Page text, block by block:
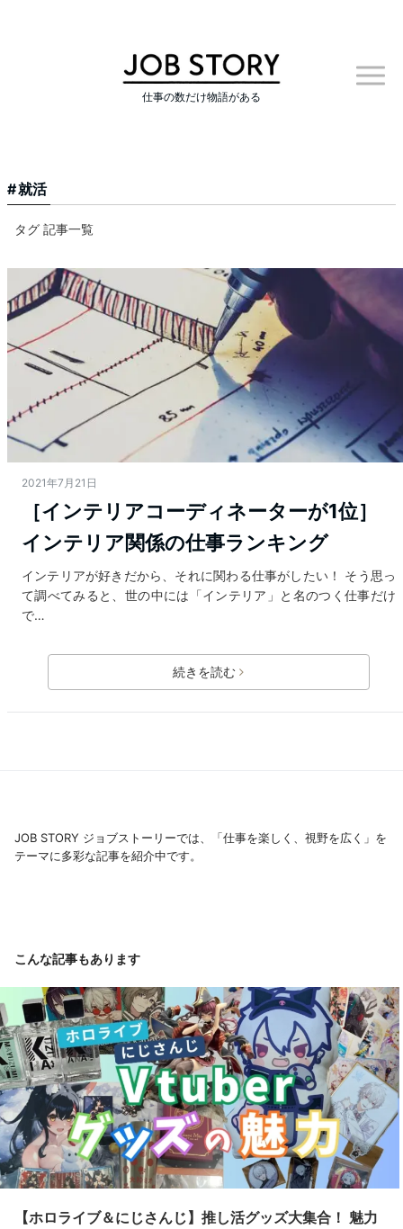
仕事の数だけ物語がある
就活
タグ 記事一覧
2021年7月21日
［インテリアコーディネーターが1位］
インテリア関係の仕事ランキング
インテリアが好きだから、それに関わる仕事がしたい！ そう思っ
て調べてみると、世の中には「インテリア」と名のつく仕事だけ
で…
続きを読む
JOB STORY ジョブストーリーでは、「仕事を楽しく、視野を広く」を
テーマに多彩な記事を紹介中です。
こんな記事もあります
【ホロライブ＆にじさんじ】推し活グッズ大集合！ 魅力